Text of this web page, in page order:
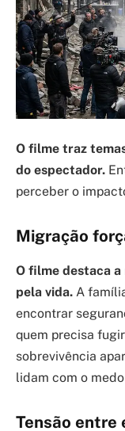
O filme traz
do espectador.
perceber o
Migração
O filme destaca
pela vida. A
encontrar
quem precisa
sobrevivência
lidam com o
Tensão entre